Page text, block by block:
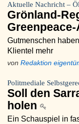
Aktuelle Nachricht –
Grönland-
Gutmenschen
Klientel mehr
von Redaktion
Politmediale
Soll den
holen
Ein Schauspiel in